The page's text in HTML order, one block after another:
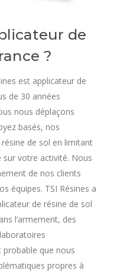
de
?
est applicateur de
de 30 années
nous déplaçons
basés, nos
de sol en limitant
sur votre activité. Nous
de nos clients
équipes. TSI Résines a
de résine de sol
l’armement, des
que nous
propres à